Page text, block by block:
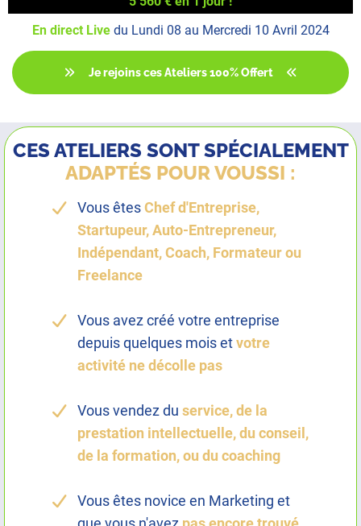
En direct Live du Lundi 08 au Mercredi 10 Avril 2024
Je rejoins ces Ateliers 100% Offert
CES ATELIERS SONT SPÉCIALEMENT
ADAPTÉS POUR VOUSSI :
Vous êtesChef d'Entreprise,
Startupeur, Auto-Entrepreneur,
Indépendant, Coach, Formateur ou
Freelance
Vous avez créé votre entreprise
depuis quelques mois etvotre
activité ne décolle pas
Vous vendez du service, de la
prestation intellectuelle, du conseil,
de la formation, ou du coaching
Vous êtes novice en Marketing et